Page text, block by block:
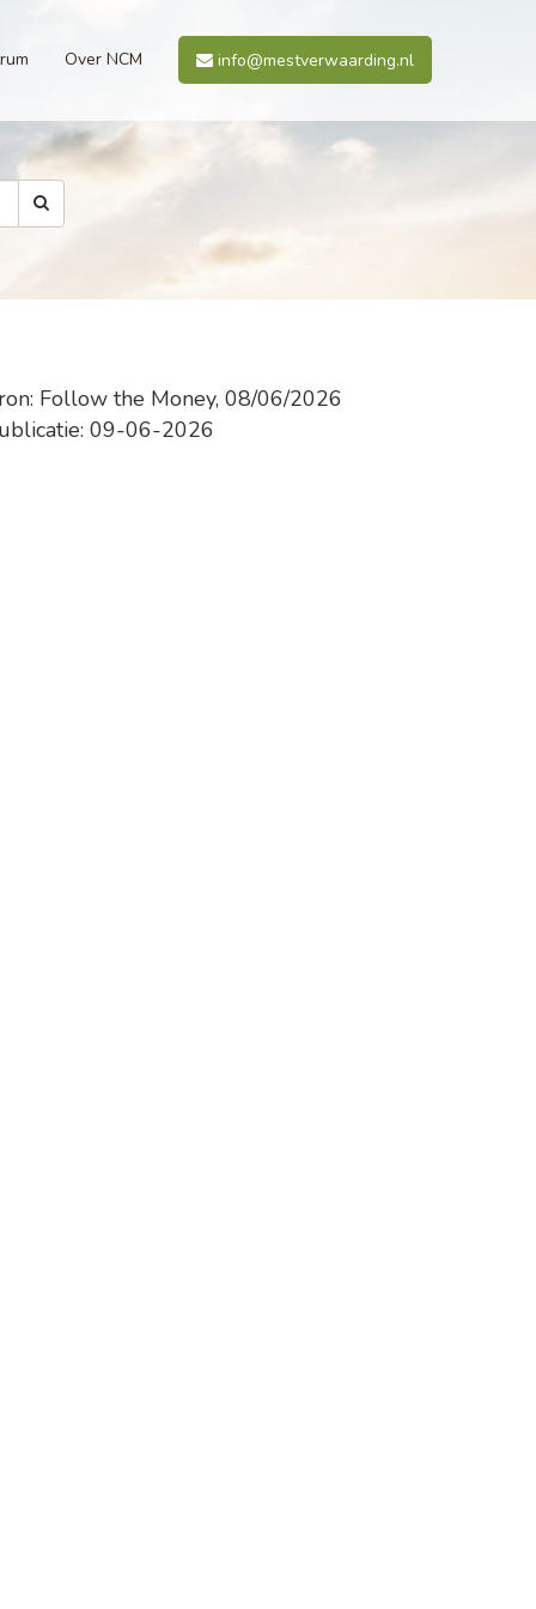
Over NCM info@mestverwaarding.nl
Follow the Money, 08/06/2026
09-06-2026